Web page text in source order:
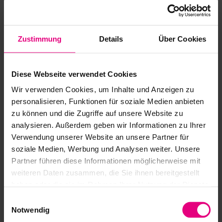
Zustimmung Details Über Cookies
Diese Webseite verwendet Cookies
Wir verwenden Cookies, um Inhalte und Anzeigen zu
personalisieren, Funktionen für soziale Medien anbieten
zu können und die Zugriffe auf unsere Website zu
analysieren. Außerdem geben wir Informationen zu Ihrer
Verwendung unserer Website an unsere Partner für
soziale Medien, Werbung und Analysen weiter. Unsere
Partner führen diese Informationen möglicherweise mit
weiteren Daten zusammen, die Sie ihnen bereitgestellt
Notwendig
posicionamiento durante tiempos de ciclos cortos.
Descargas
Catálogo Harmonic Drive® Reductores
Instrucciones para la planificación de
proyectos Reductores Componentes HFUC-
2A
Safety and Installation Instructions